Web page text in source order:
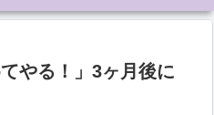
やる！」3ヶ月後に